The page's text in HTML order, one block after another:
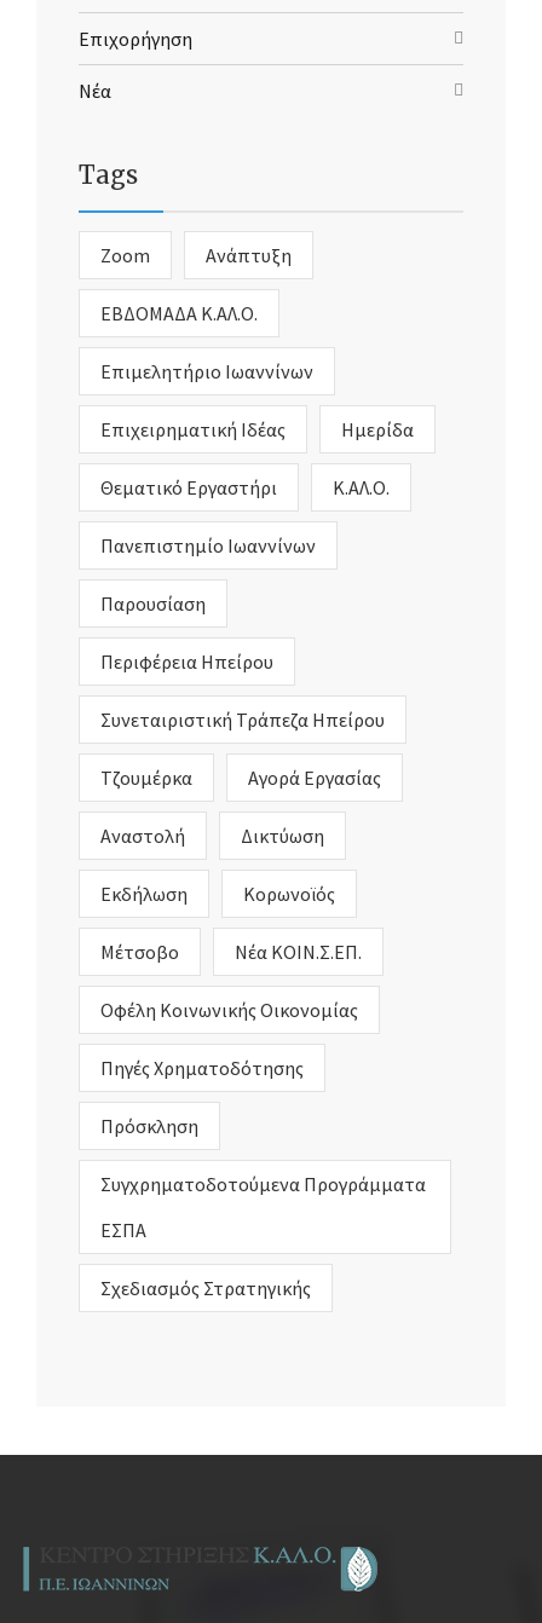
Επιχορήγηση
Νέα
Tags
Zoom Ανάπτυξη
ΕΒΔΟΜΑΔΑ Κ.ΑΛ.Ο.
Επιμελητήριο Ιωαννίνων
Επιχειρηματική Ιδέας Ημερίδα
Θεματικό Εργαστήρι Κ.ΑΛ.Ο.
Πανεπιστημίο Ιωαννίνων
Παρουσίαση
Περιφέρεια Ηπείρου
Συνεταιριστική Τράπεζα Ηπείρου
Τζουμέρκα Αγορά Εργασίας
Αναστολή Δικτύωση
Εκδήλωση Κορωνοϊός
Μέτσοβο Νέα ΚΟΙΝ.Σ.ΕΠ.
Οφέλη Κοινωνικής Οικονομίας
Πηγές Χρηματοδότησης
Πρόσκληση
Συγχρηματοδοτούμενα Προγράμματα
ΕΣΠΑ
Σχεδιασμός Στρατηγικής